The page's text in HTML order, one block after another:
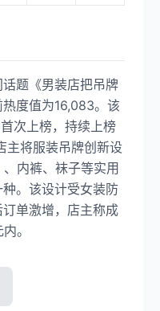
题《男装店把吊牌
度值为16,083。该
次上榜，持续上榜
主将服装吊牌创新设
内裤、袜子等实用
。该设计受女装防
单激增，店主称成
。